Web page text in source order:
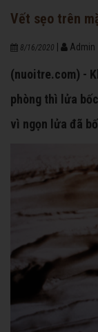
Vết sẹo trên
8/16/2020 Admin
(nuoitre.com) -
phòng thì lửa
vì ngọn lửa đã